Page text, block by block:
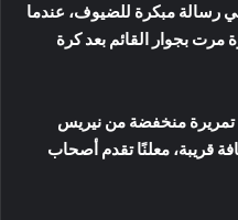
رسالة مبكرة للضيوف، عندما
بجوار القائم بعد كرة
تمريرة منخفضة من نيريس
قريبة، معلنًا تقدم أصحاب